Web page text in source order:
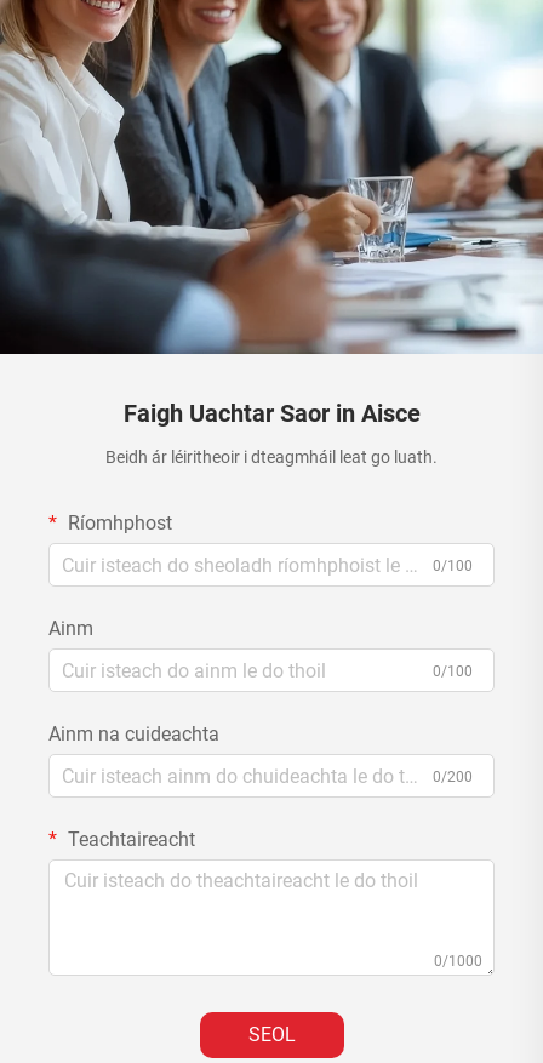
Faigh Uachtar Saor in Aisce
Beidh ár léiritheoir i dteagmháil leat go luath.
Ríomhphost
0/100
Ainm
0/100
Ainm na cuideachta
0/200
Teachtaireacht
0/1000
SEOL